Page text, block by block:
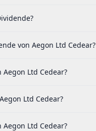
von Aegon Ltd Cedear?
Ltd Cedear?
Ltd Cedear?
Ltd Cedear?